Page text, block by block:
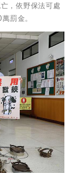
，依野保法可處
罰金。